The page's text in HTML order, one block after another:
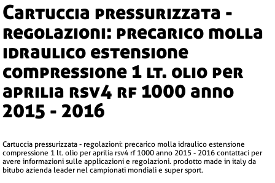
cartuccia pressurizzata -
regolazioni: precarico molla
idraulico estensione
compressione 1 lt. olio per
aprilia rsv4 rf 1000 anno
2015 - 2016
cartuccia pressurizzata - regolazioni: precarico molla idraulico estensione
compressione 1 lt. olio per aprilia rsv4 rf 1000 anno 2015 - 2016 contattaci per
avere informazioni sulle applicazioni e regolazioni. prodotto made in italy da
bitubo azienda leader nel campionati mondiali e super sport.